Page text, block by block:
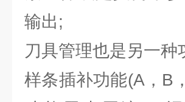
输出;
刀具管理也是另一
样条插补功能(A，B